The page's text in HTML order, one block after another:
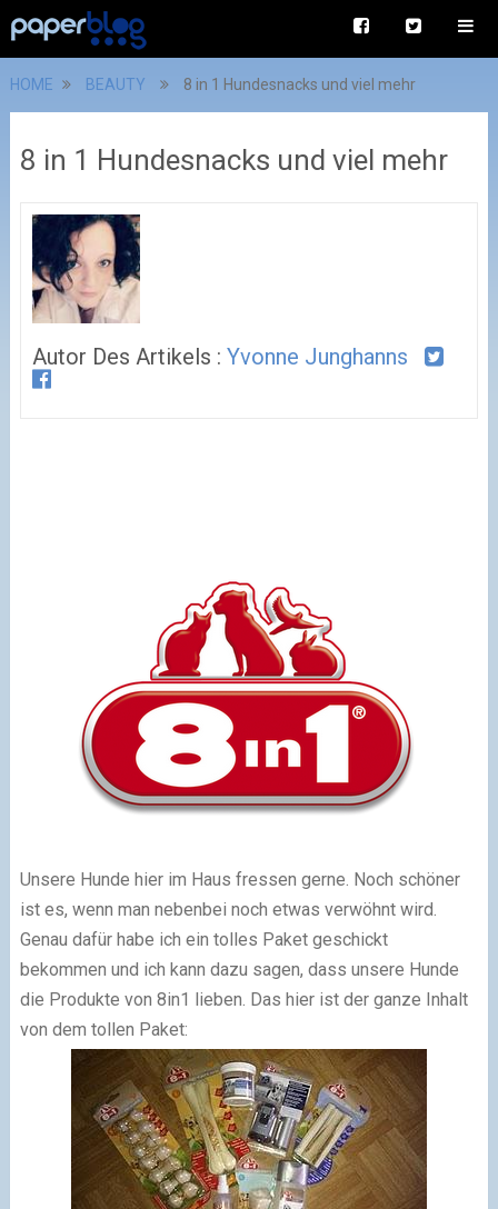
HOME BEAUTY 8 in 1 Hundesnacks und viel mehr
8 in 1 Hundesnacks und viel mehr
Autor Des Artikels : Yvonne Junghanns
Unsere Hunde hier im Haus fressen gerne. Noch schöner
ist es, wenn man nebenbei noch etwas verwöhnt wird.
Genau dafür habe ich ein tolles Paket geschickt
bekommen und ich kann dazu sagen, dass unsere Hunde
die Produkte von 8in1 lieben. Das hier ist der ganze Inhalt
von dem tollen Paket: